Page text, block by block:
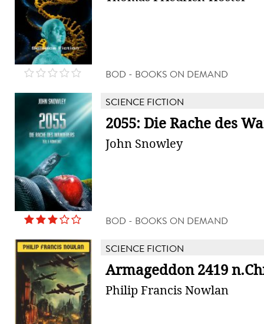
BOD - BOOKS ON DEMAND
SCIENCE FICTION
2055: Die Rache des
John Snowley
BOD - BOOKS ON DEMAND
SCIENCE FICTION
Armageddon 2419
Philip Francis Nowlan